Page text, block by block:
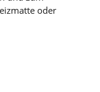
oder